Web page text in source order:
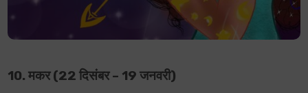
10. मकर (22 दिसंबर – 19 जनवरी)